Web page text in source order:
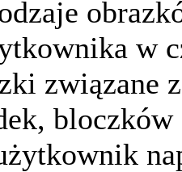
w
związane